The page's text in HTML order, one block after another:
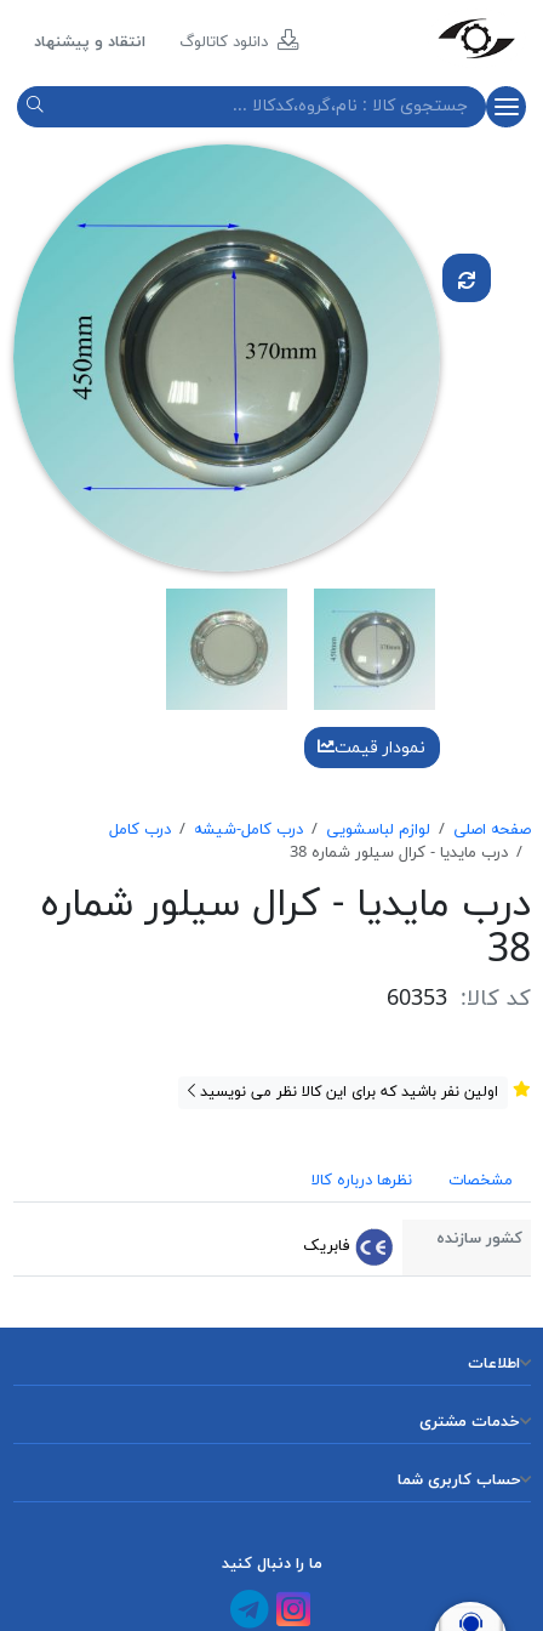
دانلود کاتالوگ انتقاد و پیشنهاد
نمودار قیمت
صفحه اصلی لوازم لباسشویی درب کامل-شیشه
درب کامل
درب مايديا - كرال سيلور شماره 38
درب مايديا - كرال سيلور شماره
38
کد کالا: 60353
اولین نفر باشید که برای این کالا نظر می نویسید
مشخصات نظرها درباره کالا
کشور سازنده فابریک
اطلاعات
خدمات مشتری
حساب کاربری شما
ما را دنبال کنید
کانال آپارات
کانال تلگرام